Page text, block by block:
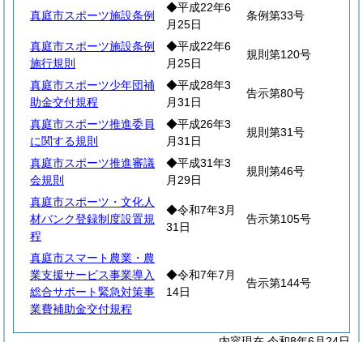
真庭市スポーツ施設条例
◆平成22年6
月25日
条例第33号
真庭市スポーツ施設条例
施行規則
◆平成22年6
月25日
規則第120号
真庭市スポーツ少年団補
助金交付規程
◆平成28年3
月31日
告示第80号
真庭市スポーツ推進委員
に関する規則
◆平成26年3
月31日
規則第31号
真庭市スポーツ推進審議
会規則
◆平成31年3
月29日
規則第46号
真庭市スポーツ・文化人
材バンク登録制度設置規
程
◆令和7年3月
31日
告示第105号
真庭市スマート農業・農
業支援サービス事業導入
総合サポート緊急対策事
業費補助金交付規程
◆令和7年7月
14日
告示第144号